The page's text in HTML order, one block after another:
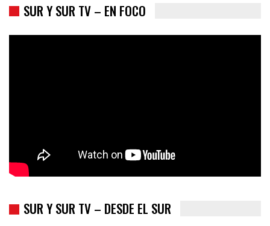
SUR Y SUR TV – EN FOCO
SUR Y SUR TV – DESDE EL SUR